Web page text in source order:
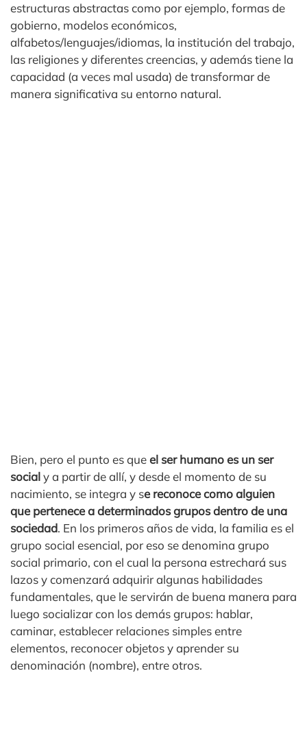
estructuras abstractas como por ejemplo, formas de
gobierno, modelos económicos,
alfabetos/lenguajes/idiomas, la institución del trabajo,
las religiones y diferentes creencias, y además tiene la
capacidad (a veces mal usada) de transformar de
manera significativa su entorno natural.
Bien, pero el punto es queel ser humano es un ser
socialy a partir de allí, y desde el momento de su
nacimiento, se integra y se reconoce como alguien
que pertenece a determinados grupos dentro de una
sociedad. En los primeros años de vida, la familia es el
grupo social esencial, por eso se denomina grupo
social primario, con el cual la persona estrechará sus
lazos y comenzará adquirir algunas habilidades
fundamentales, que le servirán de buena manera para
luego socializar con los demás grupos: hablar,
caminar, establecer relaciones simples entre
elementos, reconocer objetos y aprender su
denominación (nombre), entre otros.